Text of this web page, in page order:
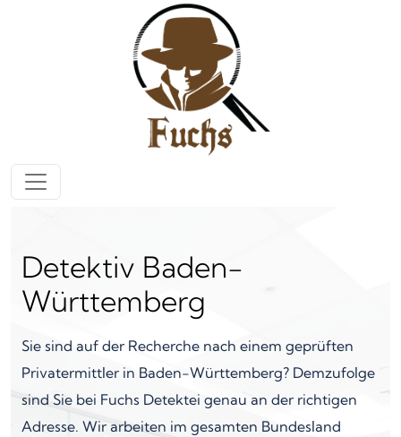
Zum Inhalt springen
Hauptnavigation
Detektiv Baden-
Württemberg
Sie sind auf der Recherche nach einem geprüften
Privatermittler in Baden-Württemberg? Demzufolge
sind Sie bei Fuchs Detektei genau an der richtigen
Adresse. Wir arbeiten im gesamten Bundesland